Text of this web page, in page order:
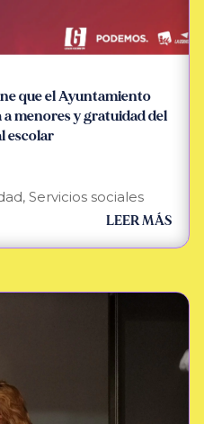
que el Ayuntamiento
menores y gratuidad del
escolar
, Servicios sociales
LEER MÁS